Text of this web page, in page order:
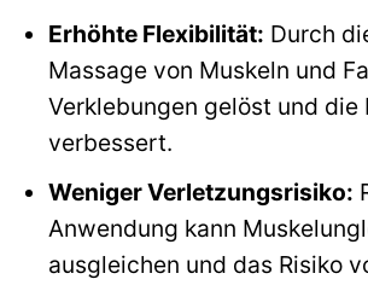
Erhöhte Flexibilität: Durch
Massage von Muskeln und
Verklebungen gelöst und die
verbessert.
Weniger Verletzungsrisiko:
Anwendung kann
ausgleichen und das Risiko